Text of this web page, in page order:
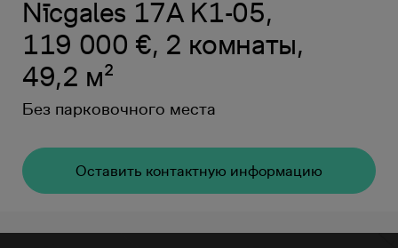
Nīcgales 17A K1-05,
119 000 €, 2 комнаты,
49,2 м²
Без парковочного места
Oставить контактную информацию